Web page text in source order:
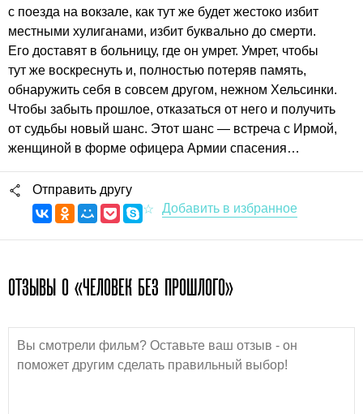
с поезда на вокзале, как тут же будет жестоко избит
местными хулиганами, избит буквально до смерти.
Его доставят в больницу, где он умрет. Умрет, чтобы
тут же воскреснуть и, полностью потеряв память,
обнаружить себя в совсем другом, нежном Хельсинки.
Чтобы забыть прошлое, отказаться от него и получить
от судьбы новый шанс. Этот шанс — встреча с Ирмой,
женщиной в форме офицера Армии спасения…
Отправить другу
ОТЗЫВЫ О «ЧЕЛОВЕК БЕЗ ПРОШЛОГО»